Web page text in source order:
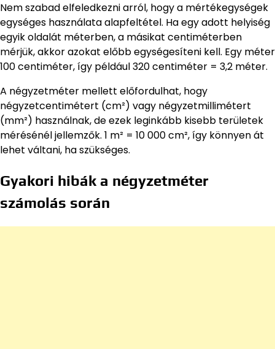
Nem szabad elfeledkezni arról, hogy a mértékegységek
egységes használata alapfeltétel. Ha egy adott helyiség
egyik oldalát méterben, a másikat centiméterben
mérjük, akkor azokat előbb egységesíteni kell. Egy méter
100 centiméter, így például 320 centiméter = 3,2 méter.
A négyzetméter mellett előfordulhat, hogy
négyzetcentimétert (cm²) vagy négyzetmillimétert
(mm²) használnak, de ezek leginkább kisebb területek
mérésénél jellemzők. 1 m² = 10 000 cm², így könnyen át
lehet váltani, ha szükséges.
Gyakori hibák a négyzetméter
számolás során